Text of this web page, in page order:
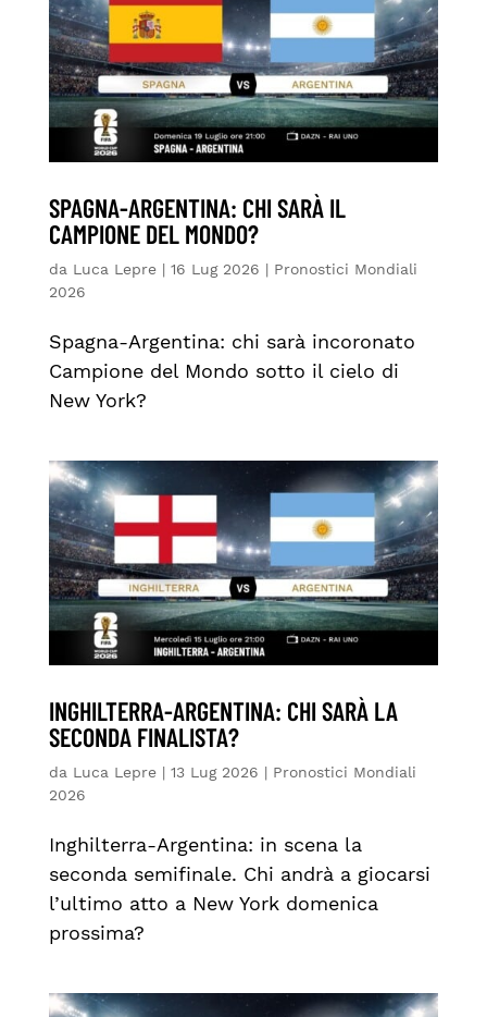
SPAGNA-ARGENTINA: CHI SARÀ IL
CAMPIONE DEL MONDO?
da Luca Lepre| 16 Lug 2026 | Pronostici Mondiali
2026
Spagna-Argentina: chi sarà incoronato
Campione del Mondo sotto il cielo di
New York?
INGHILTERRA-ARGENTINA: CHI SARÀ LA
SECONDA FINALISTA?
da Luca Lepre| 13 Lug 2026 | Pronostici Mondiali
2026
Inghilterra-Argentina: in scena la
seconda semifinale. Chi andrà a giocarsi
l’ultimo atto a New York domenica
prossima?